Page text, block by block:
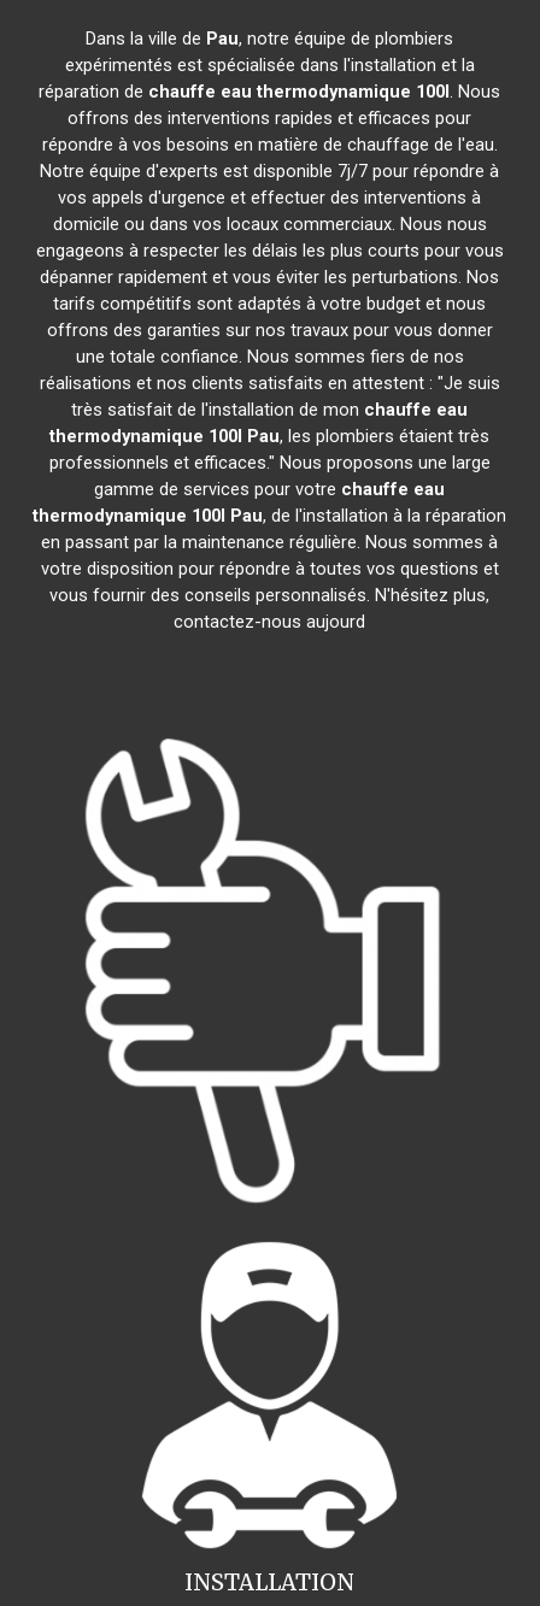
Dans la ville de Pau, notre équipe de plombiers
expérimentés est spécialisée dans l'installation et la
réparation de chauffe eau thermodynamique 100l. Nous
offrons des interventions rapides et efficaces pour
répondre à vos besoins en matière de chauffage de l'eau.
Notre équipe d'experts est disponible 7j/7 pour répondre à
vos appels d'urgence et effectuer des interventions à
domicile ou dans vos locaux commerciaux. Nous nous
engageons à respecter les délais les plus courts pour vous
dépanner rapidement et vous éviter les perturbations. Nos
tarifs compétitifs sont adaptés à votre budget et nous
offrons des garanties sur nos travaux pour vous donner
une totale confiance. Nous sommes fiers de nos
réalisations et nos clients satisfaits en attestent : "Je suis
très satisfait de l'installation de mon chauffe eau
thermodynamique 100l Pau, les plombiers étaient très
professionnels et efficaces." Nous proposons une large
gamme de services pour votre chauffe eau
thermodynamique 100l Pau, de l'installation à la réparation
en passant par la maintenance régulière. Nous sommes à
votre disposition pour répondre à toutes vos questions et
vous fournir des conseils personnalisés. N'hésitez plus,
contactez-nous aujourd
INSTALLATION